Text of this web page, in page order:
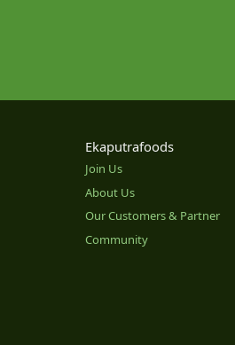
Ekaputrafoods
Join Us
About Us
Our Customers & Partner
Community